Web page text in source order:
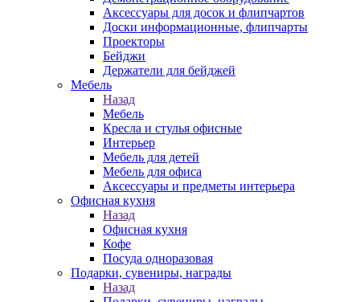
Аксессуары для досок и флипчартов
Доски информационные, флипчарты
Проекторы
Бейджи
Держатели для бейджей
Мебель
Назад
Мебель
Кресла и стулья офисные
Интерьер
Мебель для детей
Мебель для офиса
Аксессуары и предметы интерьера
Офисная кухня
Назад
Офисная кухня
Кофе
Посуда одноразовая
Подарки, сувениры, награды
Назад